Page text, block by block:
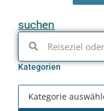
suchen
Kategorien